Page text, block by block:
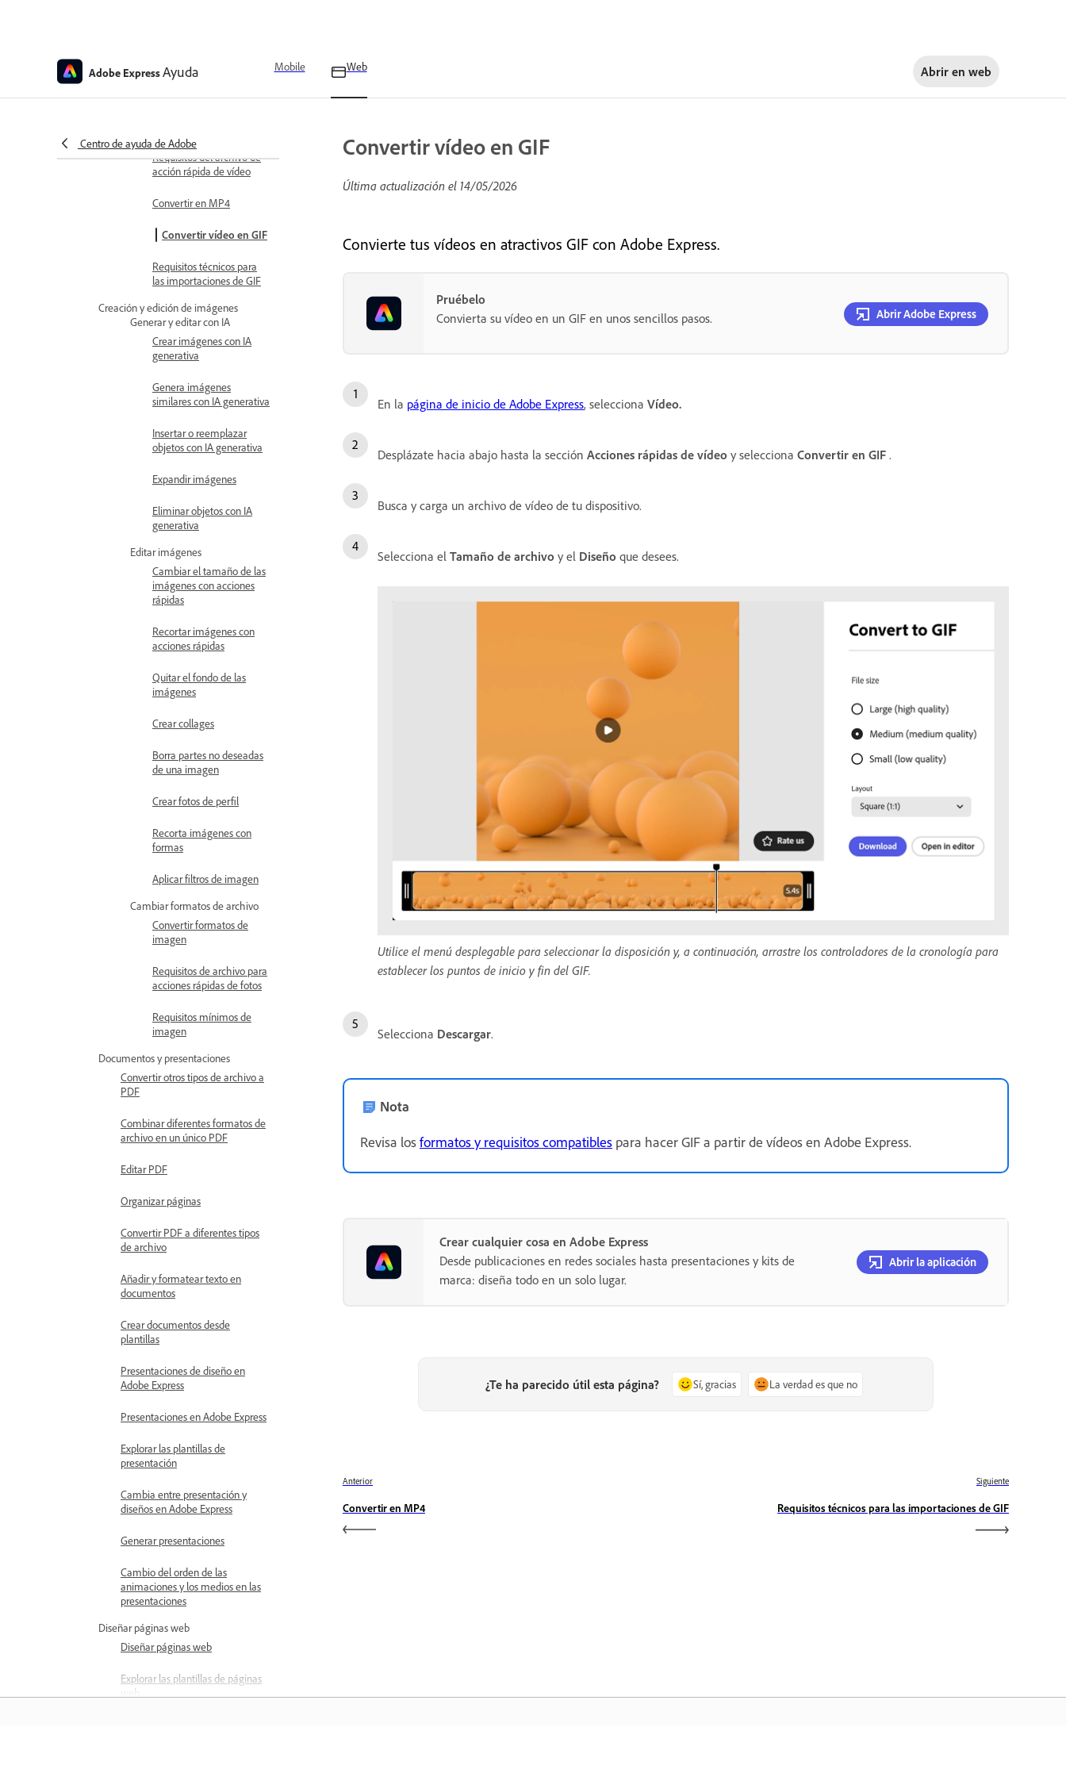
Adobe ExpressAyuda Mobile Web Abrir en web
Centro de ayuda de Adobe
Fusionar vídeos
Crear animaciones para
Cambiar formatos de archivo
Requisitos del archivo de
acción rápida de vídeo
Convertir en MP4
Convertir vídeo en GIF
Requisitos técnicos para
las importaciones de GIF
Creación y edición de imágenes
Generar y editar con IA
Crear imágenes con IA
generativa
Genera imágenes
similares con IA generativa
Insertar o reemplazar
objetos con IA generativa
Expandir imágenes
Eliminar objetos con IA
generativa
Editar imágenes
Cambiar el tamaño de las
imágenes con acciones
rápidas
Recortar imágenes con
acciones rápidas
Quitar el fondo de las
imágenes
Crear collages
Borra partes no deseadas
de una imagen
Crear fotos de perfil
Recorta imágenes con
formas
Aplicar filtros de imagen
Cambiar formatos de archivo
Convertir formatos de
imagen
Requisitos de archivo para
acciones rápidas de fotos
Requisitos mínimos de
imagen
Documentos y presentaciones
Convertir otros tipos de archivo a
PDF
Combinar diferentes formatos de
archivo en un único PDF
Editar PDF
Organizar páginas
Convertir PDF a diferentes tipos
de archivo
Añadir y formatear texto en
documentos
Crear documentos desde
plantillas
Presentaciones de diseño en
Adobe Express
Presentaciones en Adobe Express
Explorar las plantillas de
presentación
Cambia entre presentación y
diseños en Adobe Express
Generar presentaciones
Cambio del orden de las
animaciones y los medios en las
presentaciones
Diseñar páginas web
Diseñar páginas web
Explorar las plantillas de páginas
web
Convertir vídeo en GIF
Última actualización el 14/05/2026
Convierte tus vídeos en atractivos GIF con Adobe Express.
Pruébelo
Convierta su vídeo en un GIF en unos sencillos pasos.
Abrir Adobe Express
En la página de inicio de Adobe Express, selecciona Vídeo.
Desplázate hacia abajo hasta la sección Acciones rápidas de vídeo y selecciona Convertir en GIF .
Busca y carga un archivo de vídeo de tu dispositivo.
Selecciona el Tamaño de archivo y el Diseño que desees.
Utilice el menú desplegable para seleccionar la disposición y, a continuación, arrastre los controladores de la cronología para
establecer los puntos de inicio y fin del GIF.
Selecciona Descargar.
Nota
Revisa losformatos y requisitos compatibles para hacer GIF a partir de vídeos en Adobe Express.
Crear cualquier cosa en Adobe Express
Desde publicaciones en redes sociales hasta presentaciones y kits de
marca: diseña todo en un solo lugar.
Abrir la aplicación
¿Te ha parecido útil esta página? Sí, gracias La verdad es que no
Anterior
Convertir en MP4
Siguiente
Requisitos técnicos para las importaciones de GIF